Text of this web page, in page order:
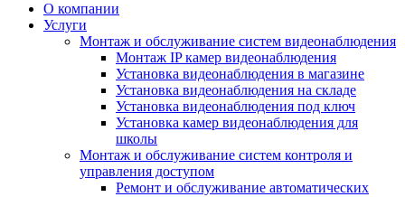
О компании
Услуги
Монтаж и обслуживание систем видеонаблюдения
Монтаж IP камер видеонаблюдения
Установка видеонаблюдения в магазине
Установка видеонаблюдения на складе
Установка видеонаблюдения под ключ
Установка камер видеонаблюдения для
школы
Монтаж и обслуживание систем контроля и
управления доступом
Ремонт и обслуживание автоматических